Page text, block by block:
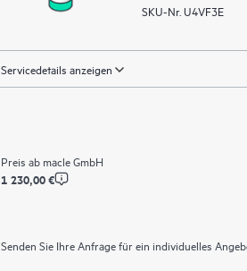
SKU-Nr. U4VF3E
Servicedetails anzeigen
Preis ab macle GmbH
1 230,00 €
Senden Sie Ihre Anfrage für ein individuelles